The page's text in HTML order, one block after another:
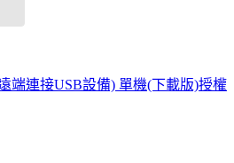
端連接USB設備) 單機(下載版)授權